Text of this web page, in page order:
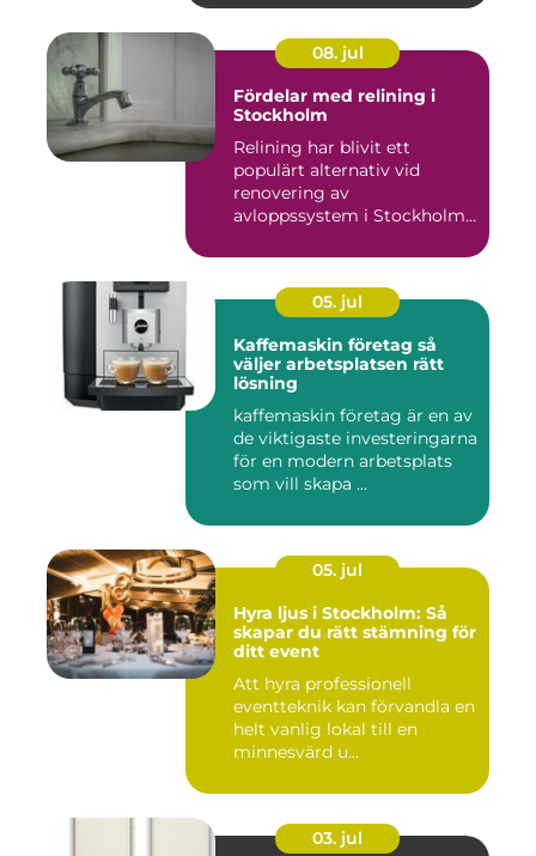
08. jul
Fördelar med relining i
Stockholm
Relining har blivit ett
populärt alternativ vid
renovering av
avloppssystem i Stockholm.
05. jul
Kaffemaskin företag så
väljer arbetsplatsen rätt
lösning
kaffemaskin företag är en av
de viktigaste investeringarna
för en modern arbetsplats
som vill skapa ...
05. jul
Hyra ljus i Stockholm: Så
skapar du rätt stämning för
ditt event
Att hyra professionell
eventteknik kan förvandla en
helt vanlig lokal till en
minnesvärd u...
03. jul